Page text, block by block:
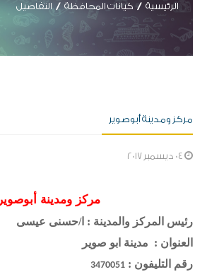
الرئيسية كيانات المحافظة التفاصيل
مركز ومدينة أبوصوير
مركز ومدينة أبوصوير
رئيس المركز والمدينة : ا/حسنى عيسى
العنوان : مدينة ابو صوير
رقم التليفون : 3470051